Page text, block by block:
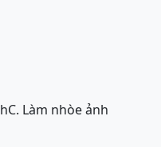
C. Làm nhòe ảnh